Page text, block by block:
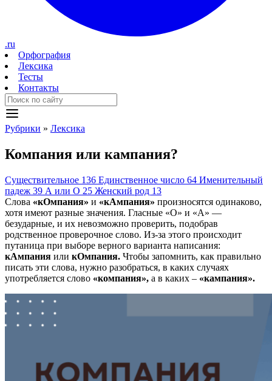
.ru
Орфография
Лексика
Тесты
Контакты
Рубрики » Лексика
Компания или кампания?
Существительное 136 Единственное число 64 Именительный
падеж 39 А или О 25 Женский род 13
Слова «кОмпания» и «кАмпания» произносятся одинаково,
хотя имеют разные значения. Гласные «О» и «А» —
безударные, и их невозможно проверить, подобрав
родственное проверочное слово. Из-за этого происходит
путаница при выборе верного варианта написания:
кАмпания или кОмпания. Чтобы запомнить, как правильно
писать эти слова, нужно разобраться, в каких случаях
употребляется слово «компания», а в каких – «кампания».